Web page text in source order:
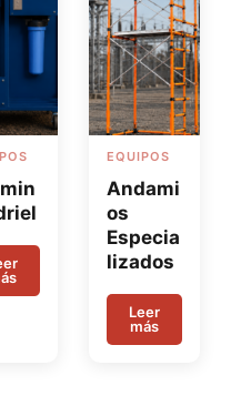
EQUIPOS
Andami
os
Especia
lizados
Leer
más